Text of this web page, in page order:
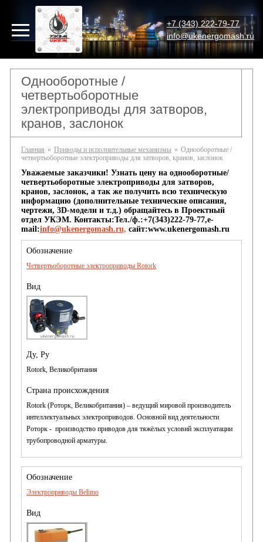
+7 (343) 222-79-77
info@ukenergomash.ru
Однооборотные /
четвертьоборотные
электроприводы для затворов,
кранов, заслонок
Главная » Приводы и исполнительные механизмы » Однооборотные /
четвертьоборотные электроприводы для затворов, кранов, заслонок
Уважаемые заказчики! Узнать цену на однооборотные/
четвертьоборотные электроприводы для затворов,
кранов, заслонок, а так же получить всю техническую
информацию (дополнительные технические описания,
чертежи, 3D-модели и т.д.) обращайтесь в Проектный
отдел УКЭМ. Контакты:Тел./ф.:+7(343)222-79-77,e-
mail:info@ukenergomash.ru, сайт:www.ukenergomash.ru
Четвертьоборотные электроприводы Rotork
Rotork, Великобритания
Rotork (Роторк, Великобритания) – ведущий мировой производитель
интеллектуальных электроприводов. Основной вид деятельности
Роторк - производство приводов для тяжёлых условий эксплуатации
трубопроводной арматуры.
Электроприводы Belimo